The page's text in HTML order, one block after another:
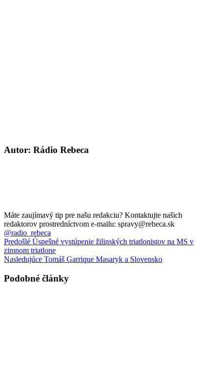
Autor: Rádio Rebeca
Máte zaujímavý tip pre našu redakciu? Kontaktujte našich
redaktorov prostredníctvom e-mailu: spravy@rebeca.sk
@radio_rebeca
Predošlé Úspešné vystúpenie žilinských triatlonistov na MS v
zimnom triatlone
Nasledujúce Tomáš Garrique Masaryk a Slovensko
Podobné články